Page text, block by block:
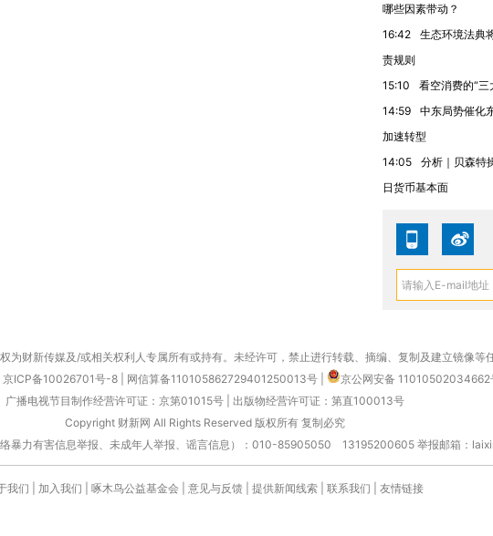
哪些因素带动？
16:42
生态环境法典
责规则
15:10
看空消费的“三
14:59
中东局势催化
加速转型
14:05
分析｜贝森特
日货币基本面
为财新传媒及/或相关权利人专属所有或持有。未经许可，禁止进行转载、摘编、复制及建立镜像等
京ICP备10026701号-8 网信算备110105862729401250013号
京公网安备 11010502034662
广播电视节目制作经营许可证：京第01015号| 出版物经营许可证：第直100013号
Copyright 财新网 All Rights Reserved 版权所有 复制必究
暴力有害信息举报、未成年人举报、谣言信息）：010-85905050 13195200605 举报邮箱：
我们 加入我们 啄木鸟公益基金会 意见与反馈 提供新闻线索 联系我们 友情链接